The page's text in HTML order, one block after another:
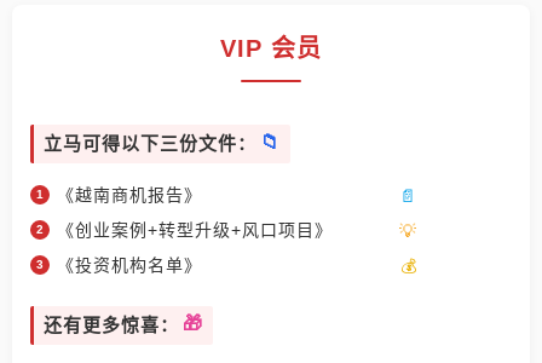
VIP 会员
立马可得以下三份文件：
《越南商机报告》
《创业案例+转型升级+风口项目》
《投资机构名单》
还有更多惊喜：